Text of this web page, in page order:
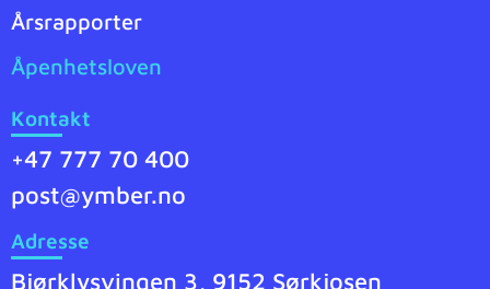
Årsrapporter
Åpenhetsloven
Kontakt
+47 777 70 400
post@ymber.no
Adresse
Bjørklysvingen 3, 9152 Sørkjosen